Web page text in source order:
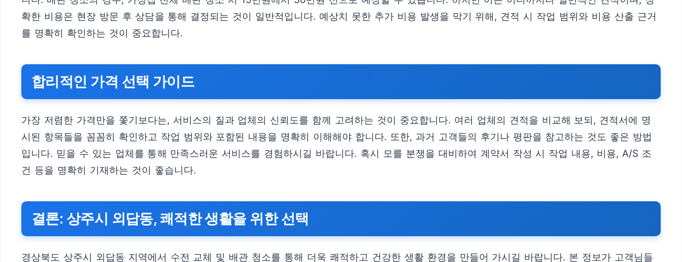
확한 비용은 현장 방문 후 상담을 통해 결정되는 것이 일반적입니다. 예상치 못한 추가 비용 발생을 막기 위해, 견적 시 작업 범위와 비용 산출 근거
를 명확히 확인하는 것이 중요합니다.
합리적인 가격 선택 가이드
가장 저렴한 가격만을 쫓기보다는, 서비스의 질과 업체의 신뢰도를 함께 고려하는 것이 중요합니다. 여러 업체의 견적을 비교해 보되, 견적서에 명
시된 항목들을 꼼꼼히 확인하고 작업 범위와 포함된 내용을 명확히 이해해야 합니다. 또한, 과거 고객들의 후기나 평판을 참고하는 것도 좋은 방법
입니다. 믿을 수 있는 업체를 통해 만족스러운 서비스를 경험하시길 바랍니다. 혹시 모를 분쟁을 대비하여 계약서 작성 시 작업 내용, 비용, A/S 조
건 등을 명확히 기재하는 것이 좋습니다.
결론: 상주시 외답동, 쾌적한 생활을 위한 선택
경상북도 상주시 외답동 지역에서 수전 교체 및 배관 청소를 통해 더욱 쾌적하고 건강한 생활 환경을 만들어 가시길 바랍니다. 본 정보가 고객님들